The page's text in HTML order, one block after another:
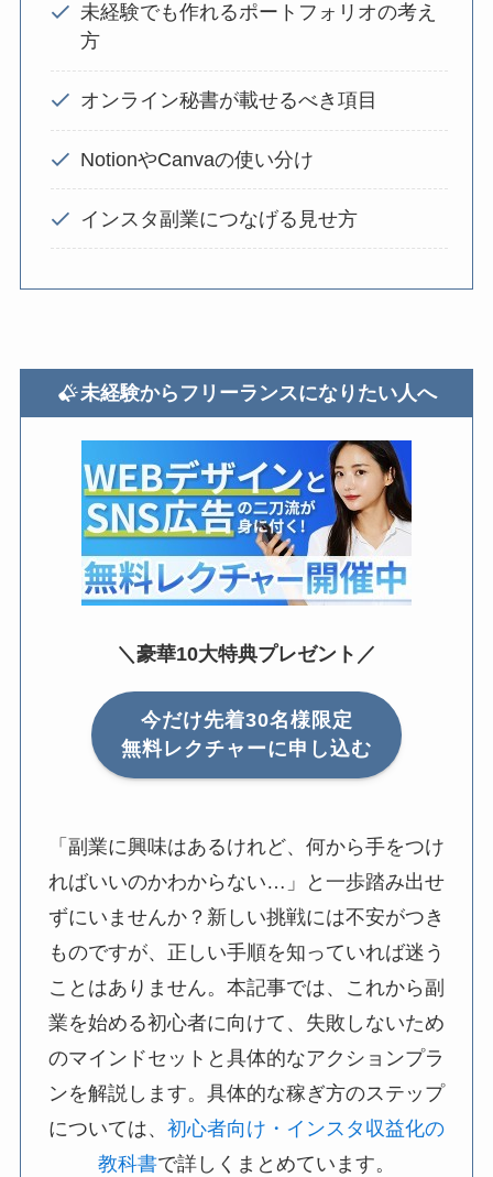
未経験でも作れるポートフォリオの考え
方
オンライン秘書が載せるべき項目
NotionやCanvaの使い分け
インスタ副業につなげる見せ方
未経験からフリーランスになりたい人へ
＼豪華10大特典プレゼント／
今だけ先着30名様限定
無料レクチャーに申し込む
「副業に興味はあるけれど、何から手をつけ
ればいいのかわからない…」と一歩踏み出せ
ずにいませんか？新しい挑戦には不安がつき
ものですが、正しい手順を知っていれば迷う
ことはありません。本記事では、これから副
業を始める初心者に向けて、失敗しないため
のマインドセットと具体的なアクションプラ
ンを解説します。具体的な稼ぎ方のステップ
については、 初心者向け・インスタ収益化の
教科書で詳しくまとめています。